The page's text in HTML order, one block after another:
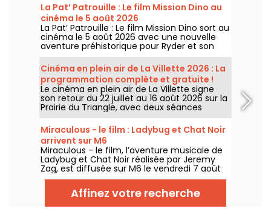
La Pat’ Patrouille : Le film Mission Dino au
cinéma le 5 août 2026
La Pat’ Patrouille : Le film Mission Dino sort au
cinéma le 5 août 2026 avec une nouvelle
aventure préhistorique pour Ryder et son
équipe.
Cinéma en plein air de La Villette 2026 : La
programmation complète et gratuite !
Le cinéma en plein air de La Villette signe
son retour du 22 juillet au 16 août 2026 sur la
Prairie du Triangle, avec deux séances
gratuites par jour, à 18h et 21h. Pour cette
35e édition, le festival met à l’honneur le
thème “L’appel de la forêt”. Découvrez la
programmation complète et gratuite !
Miraculous - le film : Ladybug et Chat Noir
arrivent sur M6
Miraculous - le film, l’aventure musicale de
Ladybug et Chat Noir réalisée par Jeremy
Zag, est diffusée sur M6 le vendredi 7 août
2026 à 21h05.
Affinez votre recherche